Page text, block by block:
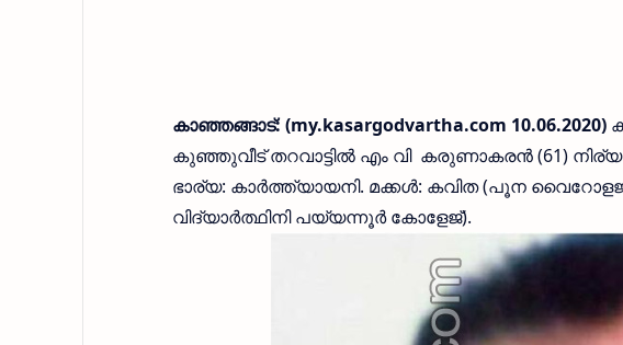
കാഞ്ഞങ്ങാട്: (my.kasargodvartha.com 10.06.2020)
കുഞ്ഞുവീട് തറവാട്ടില്‍ എം വി കരുണാകരന്‍ (61)
ഭാര്യ: കാര്‍ത്ത്യായനി. മക്കള്‍: കവിത (പൂന
വിദ്യാര്‍ത്ഥിനി പയ്യന്നൂര്‍ കോളേജ്).